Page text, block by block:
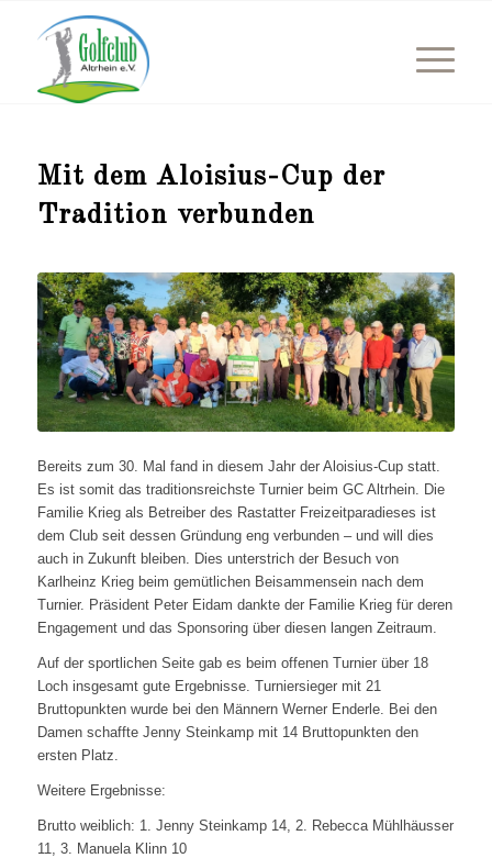
Mit dem Aloisius-Cup der
Tradition verbunden
Bereits zum 30. Mal fand in diesem Jahr der Aloisius-Cup statt.
Es ist somit das traditionsreichste Turnier beim GC Altrhein. Die
Familie Krieg als Betreiber des Rastatter Freizeitparadieses ist
dem Club seit dessen Gründung eng verbunden – und will dies
auch in Zukunft bleiben. Dies unterstrich der Besuch von
Karlheinz Krieg beim gemütlichen Beisammensein nach dem
Turnier. Präsident Peter Eidam dankte der Familie Krieg für deren
Engagement und das Sponsoring über diesen langen Zeitraum.
Auf der sportlichen Seite gab es beim offenen Turnier über 18
Loch insgesamt gute Ergebnisse. Turniersieger mit 21
Bruttopunkten wurde bei den Männern Werner Enderle. Bei den
Damen schaffte Jenny Steinkamp mit 14 Bruttopunkten den
ersten Platz.
Weitere Ergebnisse:
Brutto weiblich: 1. Jenny Steinkamp 14, 2. Rebecca Mühlhäusser
11, 3. Manuela Klinn 10